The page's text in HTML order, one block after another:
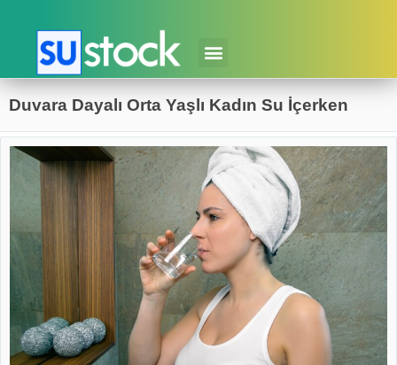
Duvara Dayalı Orta Yaşlı Kadın Su İçerken